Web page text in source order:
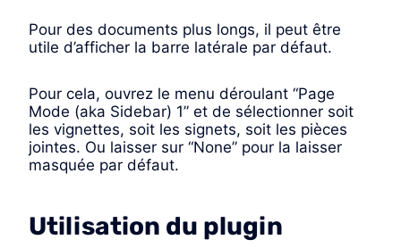
Pour des documents plus longs, il peut être
utile d’afficher la barre latérale par défaut.
Pour cela, ouvrez le menu déroulant “Page
Mode (aka Sidebar) 1” et de sélectionner soit
les vignettes, soit les signets, soit les pièces
jointes. Ou laisser sur “None” pour la laisser
masquée par défaut.
Utilisation du plugin